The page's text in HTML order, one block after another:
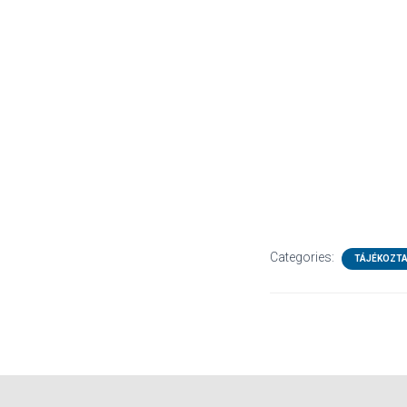
Categories: